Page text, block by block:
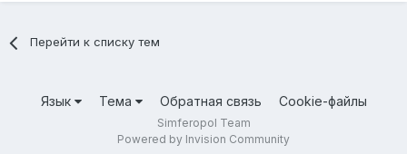
Перейти к списку тем
Язык Тема Обратная связь Cookie-файлы
Simferopol Team
Powered by Invision Community